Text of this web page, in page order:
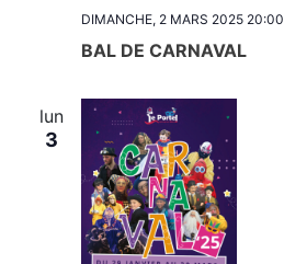
BAL DE CARNAVAL
DIMANCHE, 2 MARS 2025 20:00
lun
3